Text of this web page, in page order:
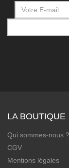
LA BOUTIQUE
Qui sommes-nous ?
CGV
Mentions légales